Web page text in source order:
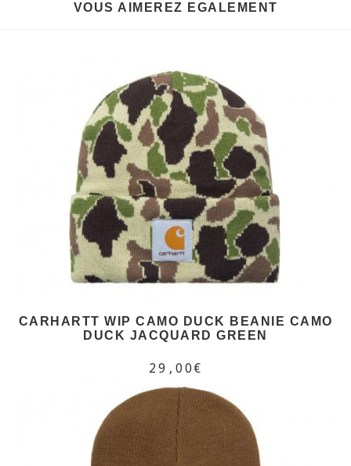
VOUS AIMEREZ EGALEMENT
CARHARTT WIP CAMO DUCK BEANIE CAMO
DUCK JACQUARD GREEN
29,00€